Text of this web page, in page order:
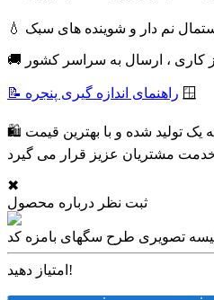
نم دار و شوینده های سبک
📝 راهنمای اندازه گیری پنجره 🪟
🛍 تمامی محصولات با کیفیت درجه یک تولید شده و با بهترین قیمت
✖
ثبت نظر درباره محصول
امتیاز دهید!